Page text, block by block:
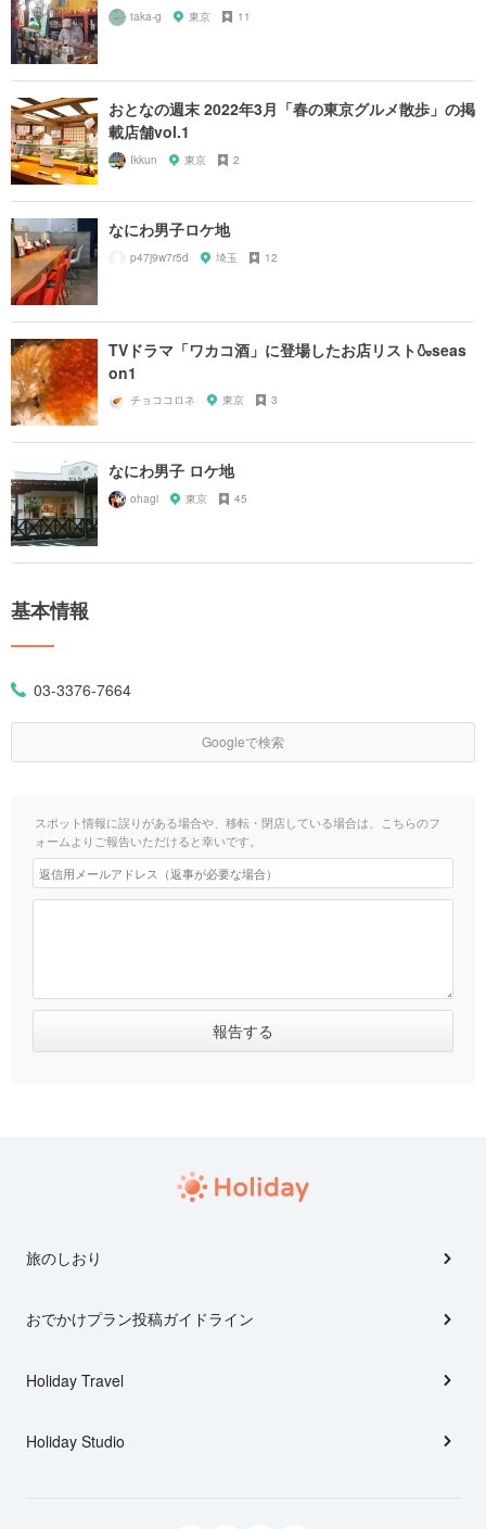
taka-g 東京 11
おとなの週末 2022年3月「春の東京グルメ散歩」の掲
載店舗vol.1
Ikkun 東京 2
なにわ男子ロケ地
p47j9w7r5d 埼玉 12
TVドラマ「ワカコ酒」に登場したお店リスト🍶seas
on1
チョココロネ 東京 3
なにわ男子 ロケ地
ohagi 東京 45
基本情報
03-3376-7664
Googleで検索
スポット情報に誤りがある場合や、移転・閉店している場合は、こちらのフ
ォームよりご報告いただけると幸いです。
旅のしおり
おでかけプラン投稿ガイドライン
Holiday Travel
Holiday Studio